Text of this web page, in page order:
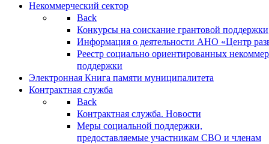
Некоммерческий сектор
Back
Конкурсы на соискание грантовой поддержки
Информация о деятельности АНО «Центр
Реестр социально ориентированных
поддержки
Электронная Книга памяти муниципалитета
Контрактная служба
Back
Контрактная служба. Новости
Меры социальной поддержки,
предоставляемые участникам СВО и членам